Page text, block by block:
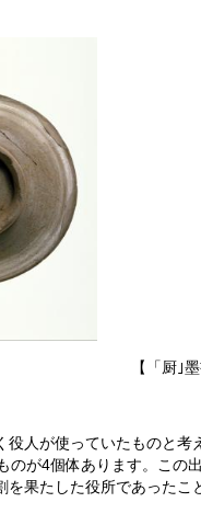
｣墨書土
人が使っていたものと考
が4個体あります。この
果たした役所であったこ